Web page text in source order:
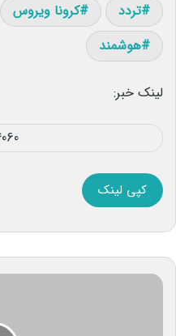
تردد کرونا ویروس
هوشمند
لینک خبر:
کپی لینک